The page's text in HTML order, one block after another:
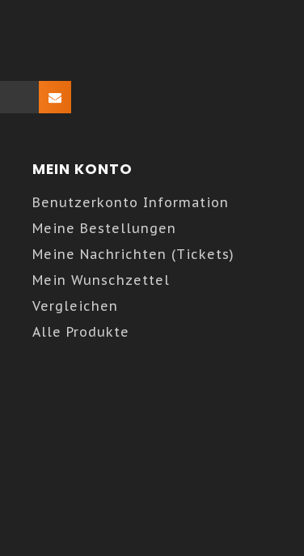
MEIN KONTO
Benutzerkonto Information
Meine Bestellungen
Meine Nachrichten (Tickets)
Mein Wunschzettel
Vergleichen
Alle Produkte